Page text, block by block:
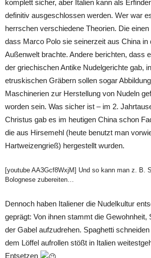
komplett sicher, aber Italien kann als
definitiv ausgeschlossen werden. Wer war
herrschen verschiedene Theorien. Die einen
dass Marco Polo sie seinerzeit aus China in
Außenwelt brachte. Andere berichten, dass
der griechischen Antike Nudelgerichte gab,
etruskischen Gräbern sollen sogar
Maschinerien zur Herstellung von Nudeln
worden sein. Was sicher ist – im 2.
Christus gab es im heutigen China schon
die aus Hirsemehl (heute benutzt man
Hartweizengrieß) hergestellt wurden.
[youtube AA3Gcf8WxjM] Und so kann man z. B.
Bolognese zubereiten…
Dennoch haben Italiener die Nudelkultur
geprägt: Von ihnen stammt die Gewohnheit,
der Gabel aufzudrehen. Spaghetti
dem Löffel aufrollen stößt in Italien
Entsetzen